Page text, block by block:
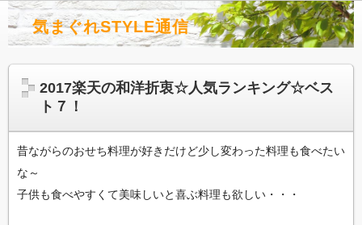
気まぐれSTYLE通信
2017楽天の和洋折衷☆人気ランキング☆ベス
ト７！
昔ながらのおせち料理が好きだけど少し変わった料理も食べたい
な～
子供も食べやすくて美味しいと喜ぶ料理も欲しい・・・